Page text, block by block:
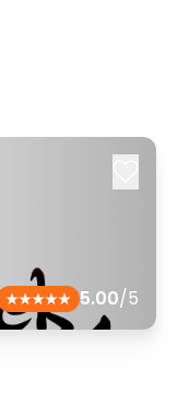
5.00/5